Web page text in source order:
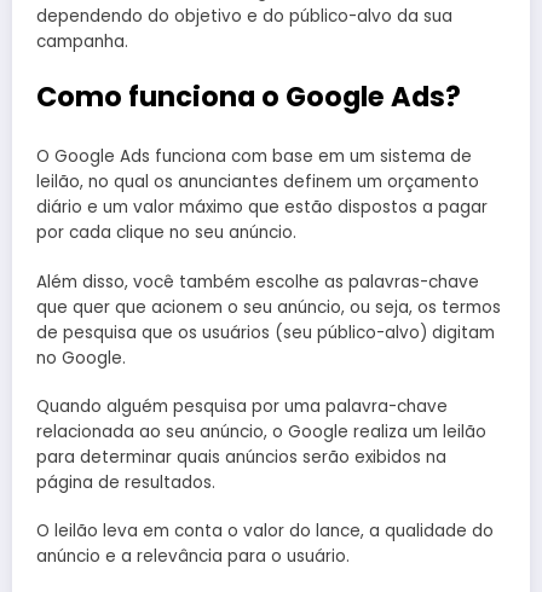
dependendo do objetivo e do público-alvo da sua
campanha.
Como funciona o Google Ads?
O Google Ads funciona com base em um sistema de
leilão, no qual os anunciantes definem um orçamento
diário e um valor máximo que estão dispostos a pagar
por cada clique no seu anúncio.
Além disso, você também escolhe as palavras-chave
que quer que acionem o seu anúncio, ou seja, os termos
de pesquisa que os usuários (seu público-alvo) digitam
no Google.
Quando alguém pesquisa por uma palavra-chave
relacionada ao seu anúncio, o Google realiza um leilão
para determinar quais anúncios serão exibidos na
página de resultados.
O leilão leva em conta o valor do lance, a qualidade do
anúncio e a relevância para o usuário.